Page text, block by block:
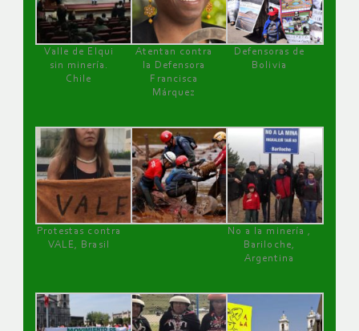
Valle de Elqui
sin minería.
Chile
Atentan contra
la Defensora
Francisca
Márquez
Defensoras de
Bolivia
Protestas contra
VALE, Brasil
No a la minería ,
Bariloche,
Argentina